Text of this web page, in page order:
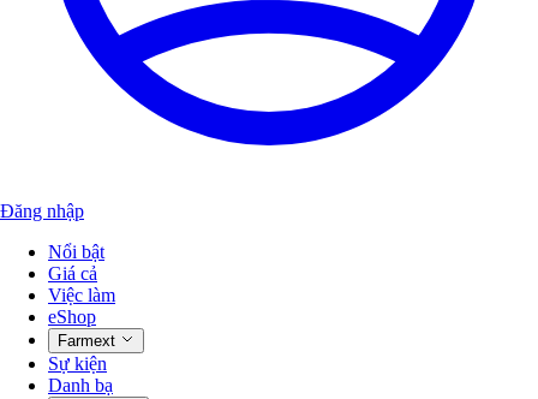
Đăng nhập
Nổi bật
Giá cả
Việc làm
eShop
Farmext
Sự kiện
Danh bạ